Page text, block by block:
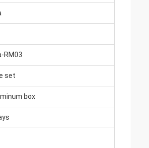
RM03
set
box